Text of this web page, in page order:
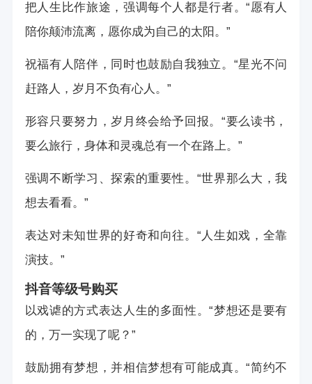
把人生比作旅途，强调每个人都是行者。“愿有人
陪你颠沛流离，愿你成为自己的太阳。”
祝福有人陪伴，同时也鼓励自我独立。“星光不问
赶路人，岁月不负有心人。”
形容只要努力，岁月终会给予回报。“要么读书，
要么旅行，身体和灵魂总有一个在路上。”
强调不断学习、探索的重要性。“世界那么大，我
想去看看。”
表达对未知世界的好奇和向往。“人生如戏，全靠
演技。”
抖音等级号购买
以戏谑的方式表达人生的多面性。“梦想还是要有
的，万一实现了呢？”
鼓励拥有梦想，并相信梦想有可能成真。“简约不